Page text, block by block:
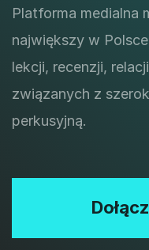
Platforma medialna
największy w
lekcji, recenzji,
związanych z
perkusyjną.